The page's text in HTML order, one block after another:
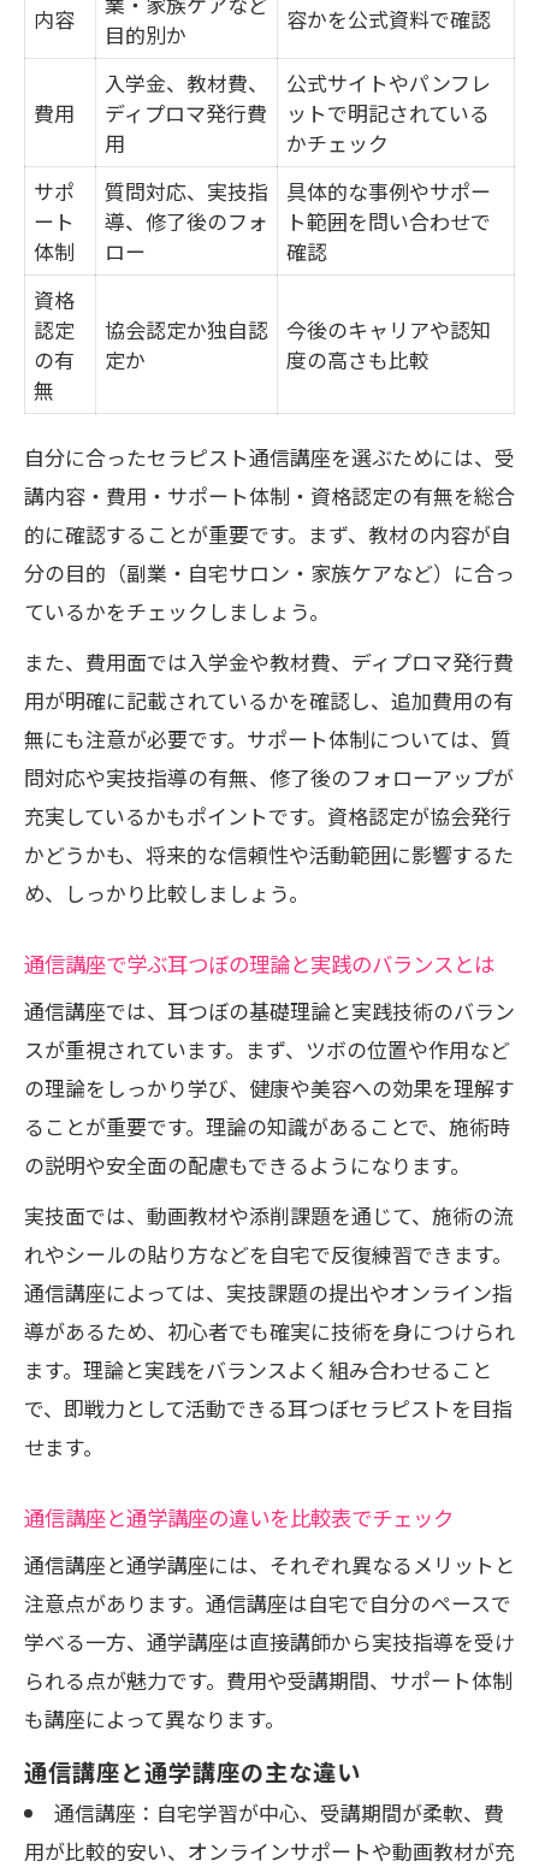
実践に役立つ卒業後の学び直し方法
通信講座卒業生の声から学ぶ活用ポイン
ト
内容
目的別か
容かを公式資料で確認
費用
入学金、教材費、
ディプロマ発行費
用
公式サイトやパンフレ
ットで明記されている
かチェック
サポ
ート
体制
質問対応、実技指
導、修了後のフォ
ロー
具体的な事例やサポー
ト範囲を問い合わせで
確認
資格
認定
の有
無
協会認定か独自認
定か
今後のキャリアや認知
度の高さも比較
自分に合ったセラピスト通信講座を選ぶためには、受
講内容・費用・サポート体制・資格認定の有無を総合
的に確認することが重要です。まず、教材の内容が自
分の目的（副業・自宅サロン・家族ケアなど）に合っ
ているかをチェックしましょう。
また、費用面では入学金や教材費、ディプロマ発行費
用が明確に記載されているかを確認し、追加費用の有
無にも注意が必要です。サポート体制については、質
問対応や実技指導の有無、修了後のフォローアップが
充実しているかもポイントです。資格認定が協会発行
かどうかも、将来的な信頼性や活動範囲に影響するた
め、しっかり比較しましょう。
通信講座で学ぶ耳つぼの理論と実践のバランスとは
通信講座では、耳つぼの基礎理論と実践技術のバラン
スが重視されています。まず、ツボの位置や作用など
の理論をしっかり学び、健康や美容への効果を理解す
ることが重要です。理論の知識があることで、施術時
の説明や安全面の配慮もできるようになります。
実技面では、動画教材や添削課題を通じて、施術の流
れやシールの貼り方などを自宅で反復練習できます。
通信講座によっては、実技課題の提出やオンライン指
導があるため、初心者でも確実に技術を身につけられ
ます。理論と実践をバランスよく組み合わせること
で、即戦力として活動できる耳つぼセラピストを目指
せます。
通信講座と通学講座の違いを比較表でチェック
通信講座と通学講座には、それぞれ異なるメリットと
注意点があります。通信講座は自宅で自分のペースで
学べる一方、通学講座は直接講師から実技指導を受け
られる点が魅力です。費用や受講期間、サポート体制
も講座によって異なります。
通信講座と通学講座の主な違い
通信講座：自宅学習が中心、受講期間が柔軟、費
用が比較的安い、オンラインサポートや動画教材が充